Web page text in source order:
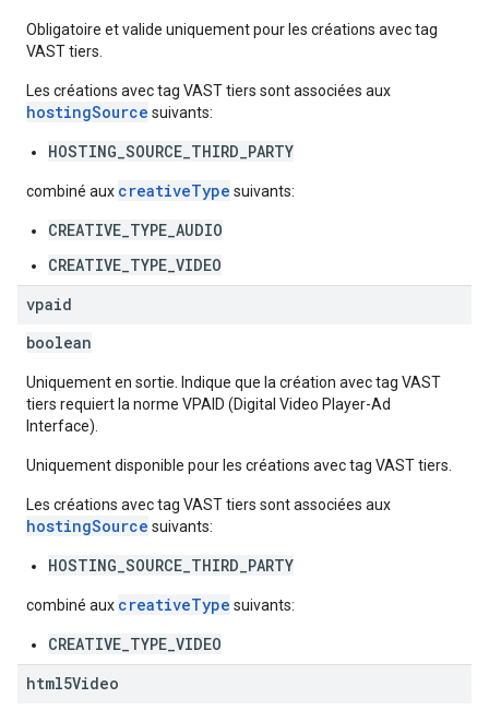
Obligatoire et valide uniquement pour les créations avec tag
VAST tiers.
Les créations avec tag VAST tiers sont associées aux
hostingSource suivants:
HOSTING_SOURCE_THIRD_PARTY
combiné aux creativeType suivants:
CREATIVE_TYPE_AUDIO
CREATIVE_TYPE_VIDEO
vpaid
boolean
Uniquement en sortie. Indique que la création avec tag VAST
tiers requiert la norme VPAID (Digital Video Player-Ad
Interface).
Uniquement disponible pour les créations avec tag VAST tiers.
Les créations avec tag VAST tiers sont associées aux
hostingSource suivants:
HOSTING_SOURCE_THIRD_PARTY
combiné aux creativeType suivants:
CREATIVE_TYPE_VIDEO
html5Video